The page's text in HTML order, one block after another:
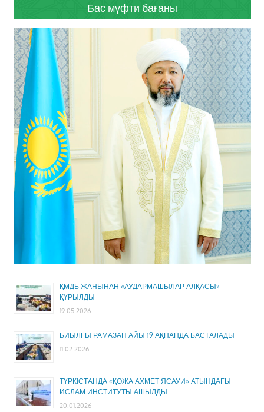
Бас мүфти бағаны
ҚМДБ ЖАНЫНАН «АУДАРМАШЫЛАР АЛҚАСЫ»
ҚҰРЫЛДЫ
19.05.2026
БИЫЛҒЫ РАМАЗАН АЙЫ 19 АҚПАНДА БАСТАЛАДЫ
11.02.2026
ТҮРКІСТАНДА «ҚОЖА АХМЕТ ЯСАУИ» АТЫНДАҒЫ
ИСЛАМ ИНСТИТУТЫ АШЫЛДЫ
20.01.2026